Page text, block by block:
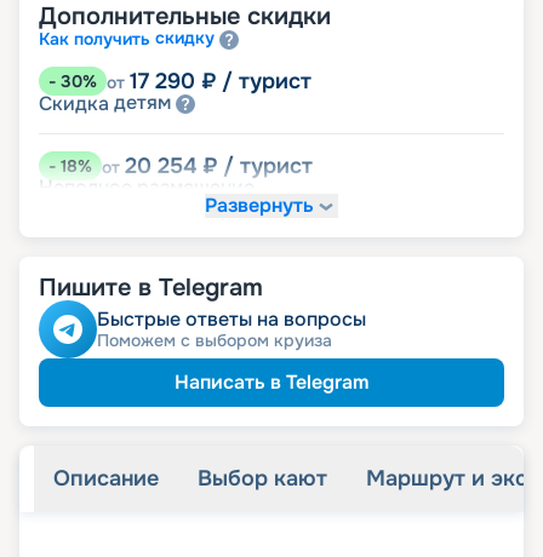
Дополнительные скидки
Как получить скидку
- 30% от 17 290 ₽ / турист
Скидка детям
-18% от 20 254 ₽ / турист
Неполное размещение
Скидка
пенсионерам
Скидка сотрудникам силовых
Развернуть
Пишите в Telegram
Быстрые ответы на вопросы
Поможем с выбором круиза
Написать в Telegram
Описание Выбор кают Маршрут и